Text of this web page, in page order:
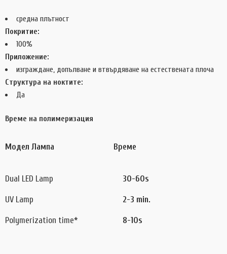
средна плътност
Покритие:
100%
Приложение:
изграждане, допълване и втвърдяване на естествената плоча
Структура на ноктите:
Да
Време на полимеризация
Модел Лампа Време
Dual LED Lamp 30-60s
UV Lamp 2-3 min.
Polymerization time* 8-10s